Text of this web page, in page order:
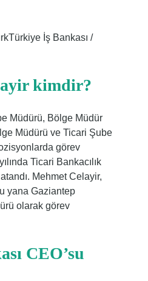
İş Bankası /
kimdir?
Müdürü, Bölge Müdür
Müdürü ve Ticari Şube
görev
Ticari Bankacılık
Mehmet Celayir,
yana Gaziantep
olarak görev
CEO’su